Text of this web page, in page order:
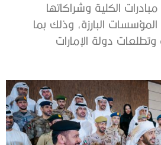
الكلية وشراكاتها
البارزة، وذلك بما
دولة الإمارات